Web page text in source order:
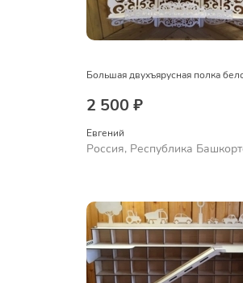
2 500 ₽
Евгений
Россия, Республика